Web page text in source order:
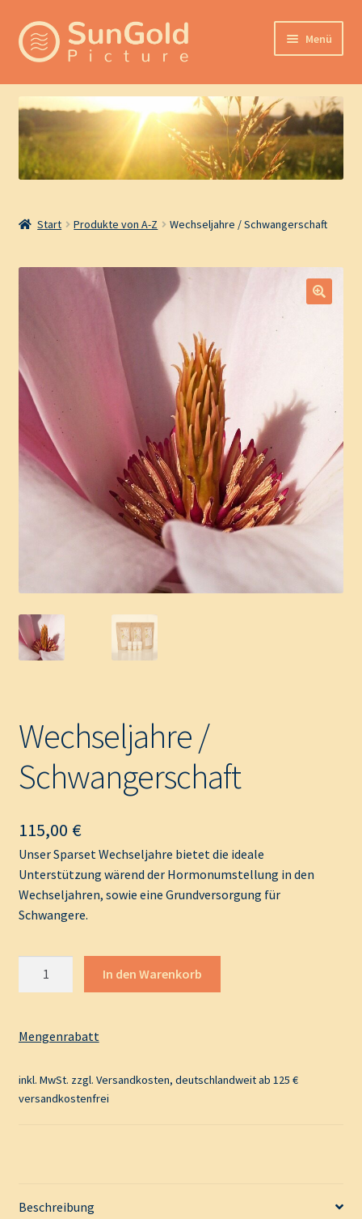
Zur
Navigation
Zum
Inhalt
Menü
Hilfemöglichkeiten
Produktkategorien
öffnen
Zur Hauptseite
Start Produkte von A-Z Wechseljahre / Schwangerschaft
Wechseljahre /
Schwangerschaft
115,00 €
Unser Sparset Wechseljahre bietet die ideale
Unterstützung wärend der Hormonumstellung in den
Wechseljahren, sowie eine Grundversorgung für
Schwangere.
In den Warenkorb
a
Mengenrabatt
inkl. MwSt. zzgl. Versandkosten, deutschlandweit ab 125 €
versandkostenfrei
Beschreibung